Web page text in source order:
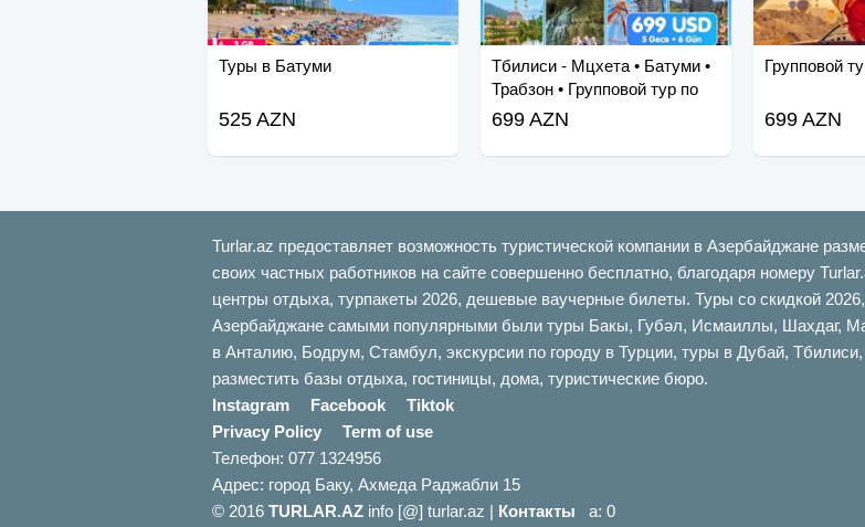
Туры в Батуми
525 AZN
Тбилиси - Мцхета • Батуми •
Трабзон • Групповой тур по
Мартвили
699 AZN
Групповой
699 AZN
Turlar.az предоставляет возможность туристической компании в Азербайджане
своих частных работников на сайте совершенно бесплатно, благодаря номеру
центры отдыха, турпакеты 2026, дешевые ваучерные билеты. Туры со скидкой
Азербайджане самыми популярными были туры Бакы, Губəл, Исмаиллы, Шахдаг,
в Анталию, Бодрум, Стамбул, экскурсии по городу в Турции, туры в Дубай,
разместить базы отдыха, гостиницы, дома, туристические бюро.
Instagram
Facebook
Tiktok
Privacy Policy
Term of use
Телефон: 077 1324956
Адрес: город Баку, Ахмеда Раджабли 15
© 2016 TURLAR.AZ info [@] turlar.az | Контакты a: 0